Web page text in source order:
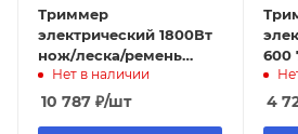
Триммер
электрический 1800Вт
нож/леска/ремень
GT1800BS Sturm!
Нет в наличии
10 787 ₽/шт
600
4